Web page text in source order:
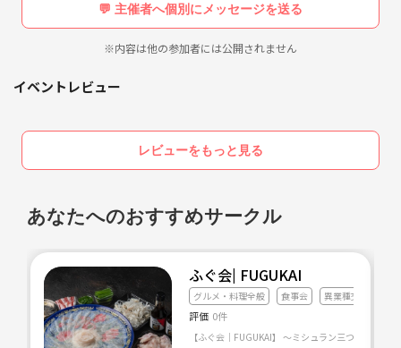
💬 主催者へ個別にメッセージを送る
※内容は他の参加者には公開されません
イベントレビュー
レビューをもっと見る
あなたへのおすすめサークル
ふぐ会| FUGUKAI
グルメ・料理全般 食事会 異業種交流会
評価 0件